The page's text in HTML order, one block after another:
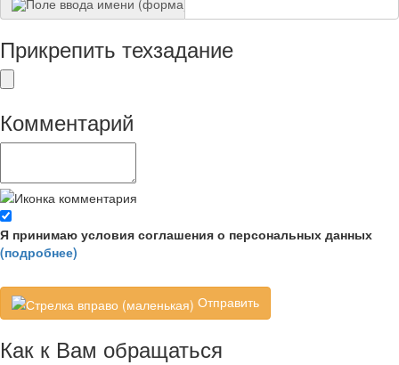
Прикрепить техзадание
Комментарий
Я принимаю условия соглашения о персональных данных
(подробнее)
Отправить
Как к Вам обращаться